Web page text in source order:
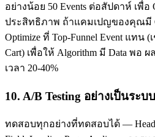
อย่างน้อย 50 Events ต่อสัปดาห์ เพื่อ
ประสิทธิภาพ ถ้าแคมเปญของคุณมี
Optimize ที่ Top-Funnel Event แทน (
Cart) เพื่อให้ Algorithm มี Data พอ
เวลา 20-40%
10. A/B Testing อย่างเป็นระบบ
ทดสอบทุกอย่างที่ทดสอบได้ —